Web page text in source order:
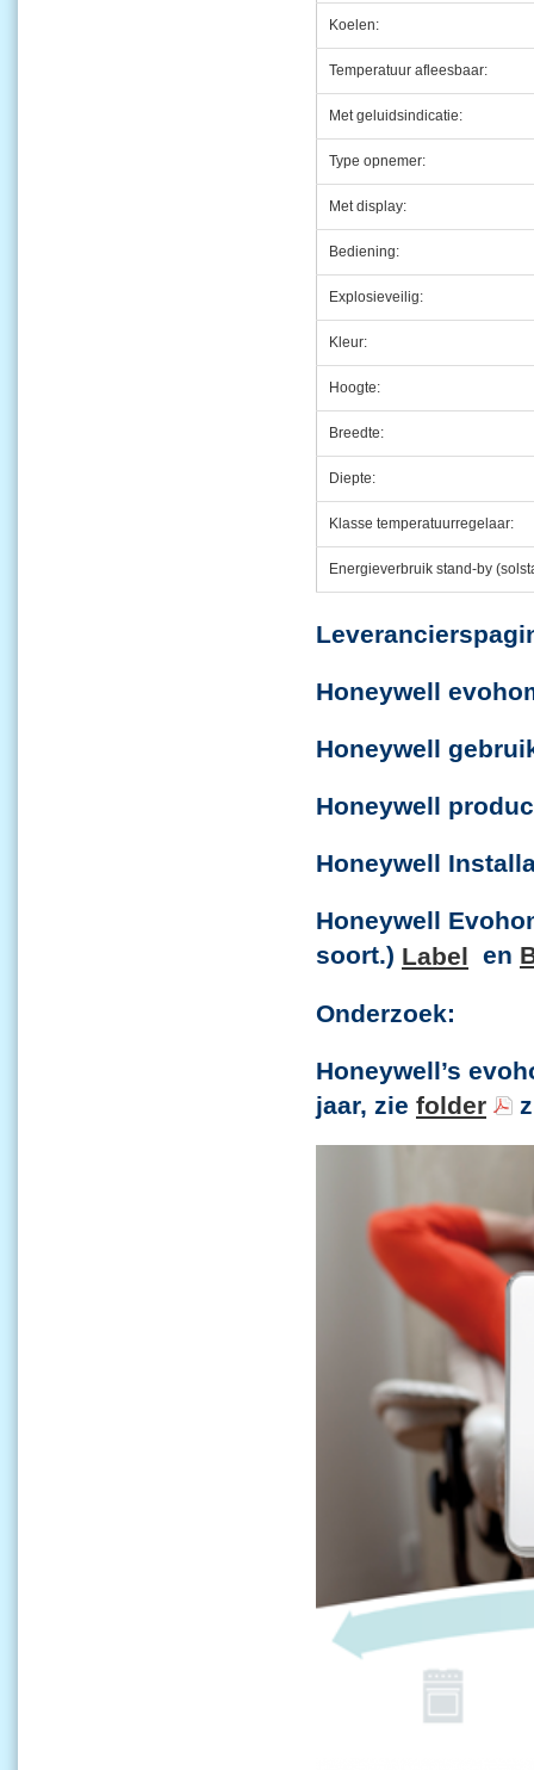
Koelen:
Temperatuur afleesbaar:
Met geluidsindicatie:
Type opnemer:
Met display:
Bediening:
Explosieveilig:
Kleur:
Hoogte:
Breedte:
Diepte:
Klasse temperatuurregelaar:
Energieverbruik stand-by
Honeywell
Honeywell
Honeywell
Honeywell
Honeywell
soort.) Label en
Onderzoek:
Honeywell’s
jaar, zie folder